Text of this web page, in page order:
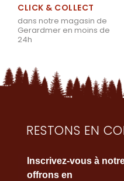
CLICK & COLLECT
dans notre magasin de
Gerardmer en moins de
24h
RESTONS EN
Inscrivez-vous à
offrons en